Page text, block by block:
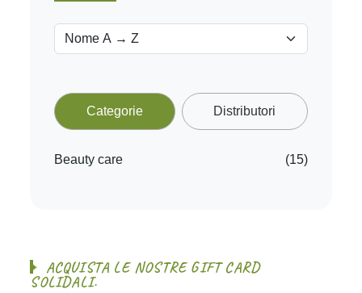
ACQUISTA LE NOSTRE GIFT CARD
SOLIDALI.
Categorie Distributori
Beauty care (15)